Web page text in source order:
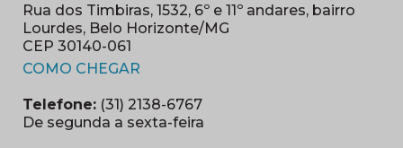
Rua dos Timbiras, 1532, 6º e 11º andares, bairro
Lourdes, Belo Horizonte/MG
CEP 30140-061
COMO CHEGAR
Telefone: (31) 2138-6767
De segunda a sexta-feira